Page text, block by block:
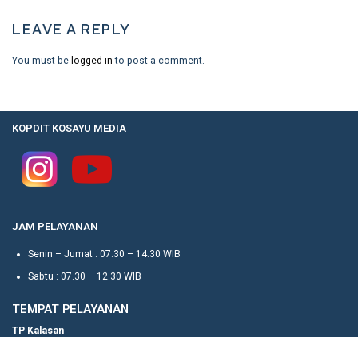
LEAVE A REPLY
You must be logged in to post a comment.
KOPDIT KOSAYU MEDIA
JAM PELAYANAN
Senin – Jumat : 07.30 – 14.30 WIB
Sabtu : 07.30 – 12.30 WIB
TEMPAT PELAYANAN
TP Kalasan